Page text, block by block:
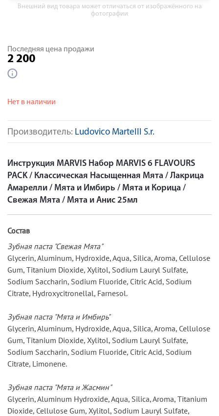
Внешний вид товара может отличаться от изображённого на
фотографии
Производитель: Ludovico MarteIII S.r.
Последняя цена продажи
2 200
Нет в наличии
Инструкция MARVIS Набор MARVIS 6 FLAVOURS
PACK / Классическая Насыщенная Мята / Лакрица
Амарелли / Мята и Имбирь / Мята и Корица /
Cвежая Мята / Мята и Анис 25мл
Состав
Зубная паста "Свежая Мята"
Glycerin, Aluminum, Hydroxide, Aqua, Silica, Aroma, Cellulose
Gum, Titanium Dioxide, Xylitol, Sodium Lauryl Sulfate,
Sodium Saccharin, Sodium Fluoride, Citric Acid, Sodium
Citrate, Hydroxycitronellal, Farnesol.
Зубная паста "Мята и Имбирь"
Glycerin, Aluminum, Hydroxide, Aqua, Silica, Aroma, Cellulose
Gum, Titanium Dioxide, Xylitol, Sodium Lauryl Sulfate,
Sodium Saccharin, Sodium Fluoride, Citric Acid, Sodium
Citrate, Limonene.
Зубная паста "Мята и Жасмин"
Glycerin, Aluminum Hydroxide, Aqua, Silica, Aroma, Titanium
Dioxide, Cellulose Gum, Xylitol, Sodium Lauryl Sulfate,